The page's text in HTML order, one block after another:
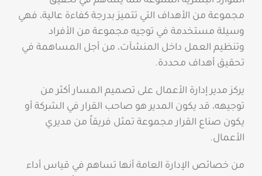
مجموعة من الأهداف التي تتميز بدرجة كفاءة عالية، فهي
وسيلة مستخدمة في توجيه مجموعة من الأفراد
وتنظيم العمل داخل المنشآت، من أجل المساهمة في
تحقيق أهداف محددة.
يركز مدير إدارة الأعمال على تصميم المسار أكثر من
توجيهه، قد يكون المدير هو صاحب القرار في الشركة أو
يكون صناع القرار مجموعة تمثل فريقاً من مديري
الأعمال.
من خصائص الإدارة العامة أنها تساهم في قياس أداء